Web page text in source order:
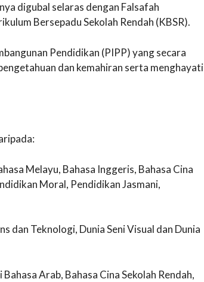
digubal selaras dengan Falsafah
Bersepadu Sekolah Rendah (KBSR).
Pendidikan (PIPP) yang secara
dan kemahiran serta menghayati
Melayu, Bahasa Inggeris, Bahasa Cina
Moral, Pendidikan Jasmani,
dan Teknologi, Dunia Seni Visual dan Dunia
Arab, Bahasa Cina Sekolah Rendah,